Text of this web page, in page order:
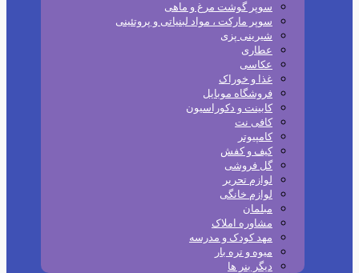
سوپر گوشت مرغ و ماهی
سوپر مارکت ، مواد لبنیاتی و پروتئینی
شیرینی پزی
عطاری
عکاسی
غذا و خوراک
فروشگاه موبایل
کابینت و دکوراسیون
کافی نت
کامپیوتر
کیف و کفش
گل فروشی
لوازم تحریر
لوازم خانگی
مبلمان
مشاوره املاک
مهد کودک و مدرسه
میوه و تره بار
دیگر بنر ها